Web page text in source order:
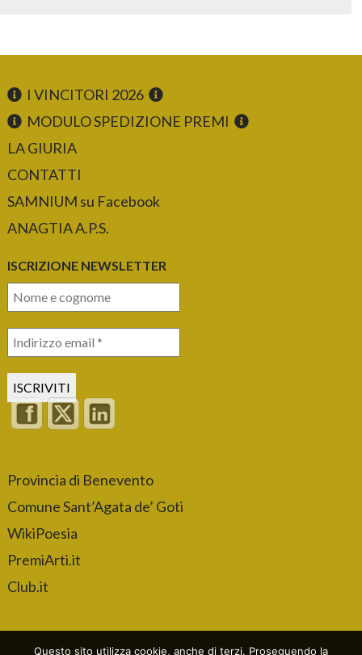
I VINCITORI 2026
MODULO SPEDIZIONE PREMI
LA GIURIA
CONTATTI
SAMNIUM su Facebook
ANAGTIA A.P.S.
ISCRIZIONE NEWSLETTER
Provincia di Benevento
Comune Sant’Agata de’ Goti
WikiPoesia
PremiArti.it
Club.it
Questo sito utilizza cookie, anche di terzi. Proseguendo la